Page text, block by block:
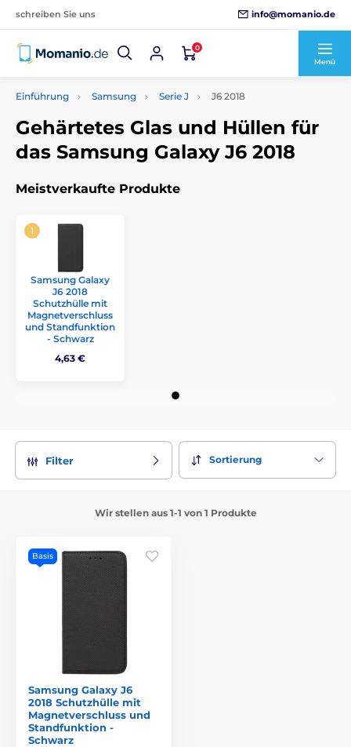
schreiben Sie uns info@momanio.de
0
Menü
Einführung Samsung Serie J J6 2018
Gehärtetes Glas und Hüllen für
das Samsung Galaxy J6 2018
Meistverkaufte Produkte
Samsung Galaxy
J6 2018
Schutzhülle mit
Magnetverschluss
und Standfunktion
- Schwarz
4,63 €
Filter Sortierung
Wir stellen aus 1-1 von 1 Produkte
Basis
Samsung Galaxy J6
2018 Schutzhülle mit
Magnetverschluss und
Standfunktion -
Schwarz